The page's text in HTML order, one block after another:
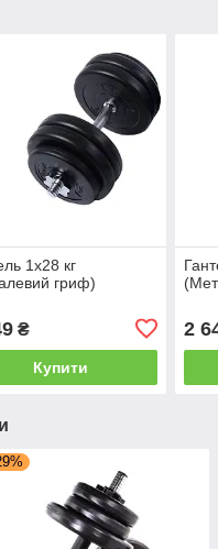
1х28 кг
гриф)
₴
Купити
2